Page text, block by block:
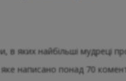
в яких найбільші
написано понад 70